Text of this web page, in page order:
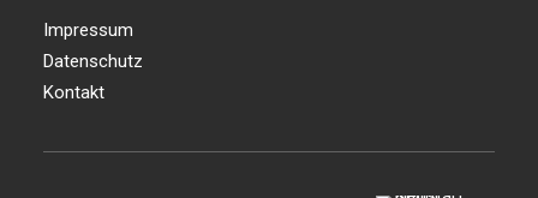
Impressum
Datenschutz
Kontakt